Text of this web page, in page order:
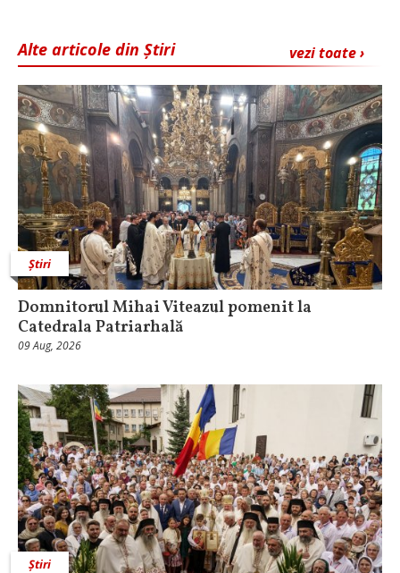
vezi toate ›
Alte articole din Știri
Știri
Domnitorul Mihai Viteazul pomenit la
Catedrala Patriarhală
09 Aug, 2026
Știri